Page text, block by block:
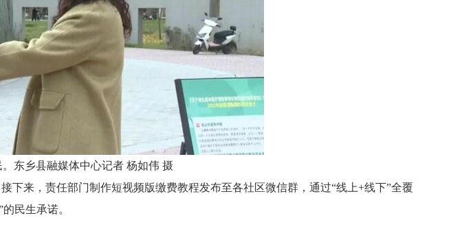
东乡县融媒体中心记者 杨如伟 摄
下来，责任部门制作短视频版缴费教程发布至各社区微信群，通过“线上+线下”全覆
民生承诺。